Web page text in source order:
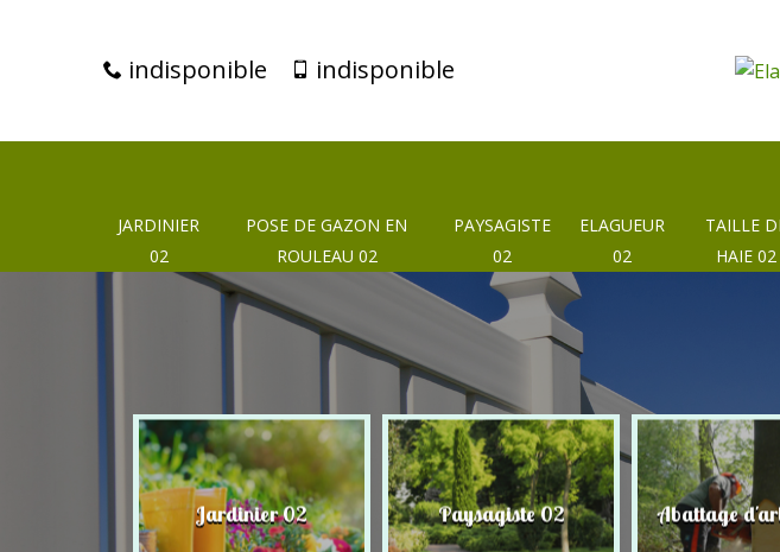
indisponible indisponible
JARDINIER
02
POSE DE GAZON EN
ROULEAU 02
PAYSAGISTE
02
ELAGUEUR
02
TAILLE
HAIE 02
Jardinier 02 Paysagiste 02 Abattage